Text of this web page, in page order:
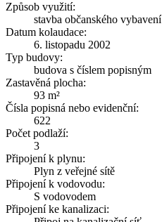
Způsob využití:
stavba občanského vybavení
Datum kolaudace:
6. listopadu 2002
Typ budovy:
budova s číslem popisným
Zastavěná plocha:
93 m²
Čísla popisná nebo evidenční:
622
Počet podlaží:
3
Připojení k plynu:
Plyn z veřejné sítě
Připojení k vodovodu:
S vodovodem
Připojení ke kanalizaci: